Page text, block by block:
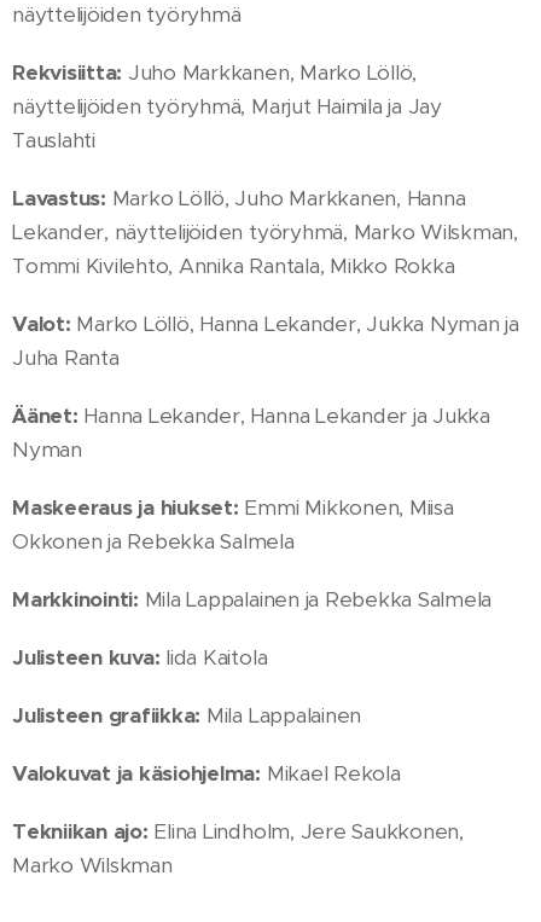
näyttelijöiden työryhmä
Rekvisiitta: Juho Markkanen, Marko Löllö,
näyttelijöiden työryhmä, Marjut Haimila ja Jay
Tauslahti
Lavastus: Marko Löllö, Juho Markkanen, Hanna
Lekander, näyttelijöiden työryhmä, Marko Wilskman,
Tommi Kivilehto, Annika Rantala, Mikko Rokka
Valot: Marko Löllö, Hanna Lekander, Jukka Nyman ja
Juha Ranta
Äänet: Hanna Lekander, Hanna Lekander ja Jukka
Nyman
Maskeeraus ja hiukset: Emmi Mikkonen, Miisa
Okkonen ja Rebekka Salmela
Markkinointi: Mila Lappalainen ja Rebekka Salmela
Julisteen kuva: Iida Kaitola
Julisteen grafiikka: Mila Lappalainen
Valokuvat ja käsiohjelma: Mikael Rekola
Tekniikan ajo: Elina Lindholm, Jere Saukkonen,
Marko Wilskman